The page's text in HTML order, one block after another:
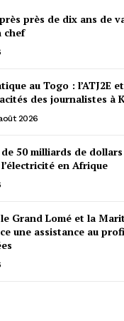
près de dix ans de
chef
au Togo : l’ATJ2E
des journalistes à
2026
50 milliards de
l’électricité en Afrique
Grand Lomé et la
une assistance au